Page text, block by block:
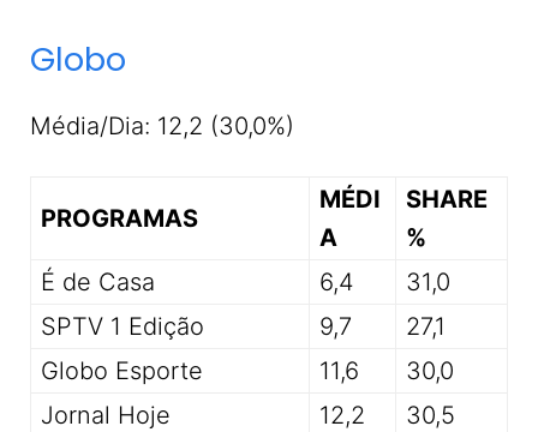
Globo
Média/Dia: 12,2 (30,0%)
PROGRAMAS
MÉDI
A
SHARE
%
É de Casa
6,4
31,0
SPTV 1 Edição
9,7
27,1
Globo Esporte
11,6
30,0
Jornal Hoje
12,2
30,5